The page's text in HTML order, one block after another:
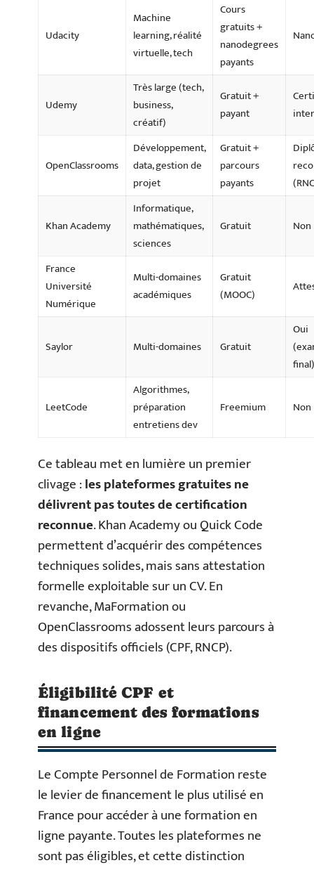
Udacity
Machine
learning, réalité
virtuelle, tech
Cours
gratuits +
nanodegrees
payants
Udemy
Très large (tech,
business,
créatif)
Gratuit +
payant
OpenClassrooms
Développement,
data, gestion de
projet
Gratuit +
parcours
payants
Khan Academy
Informatique,
mathématiques,
sciences
Gratuit Non
France
Université
Numérique
Multi-domaines
académiques
Gratuit
(MOOC)
Saylor Multi-domaines Gratuit
Oui
final)
LeetCode
Algorithmes,
préparation
entretiens dev
Freemium Non
Ce tableau met en lumière un premier
clivage :les plateformes gratuites ne
délivrent pas toutes de certification
reconnue. Khan Academy ou Quick Code
permettent d’acquérir des compétences
techniques solides, mais sans attestation
formelle exploitable sur un CV. En
revanche, MaFormation ou
OpenClassrooms adossent leurs parcours à
des dispositifs officiels (CPF, RNCP).
Éligibilité CPF et
financement des formations
en ligne
Le Compte Personnel de Formation reste
le levier de financement le plus utilisé en
France pour accéder à une formation en
ligne payante. Toutes les plateformes ne
sont pas éligibles, et cette distinction